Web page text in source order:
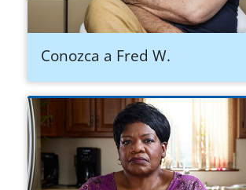
Conozca a Fred W.